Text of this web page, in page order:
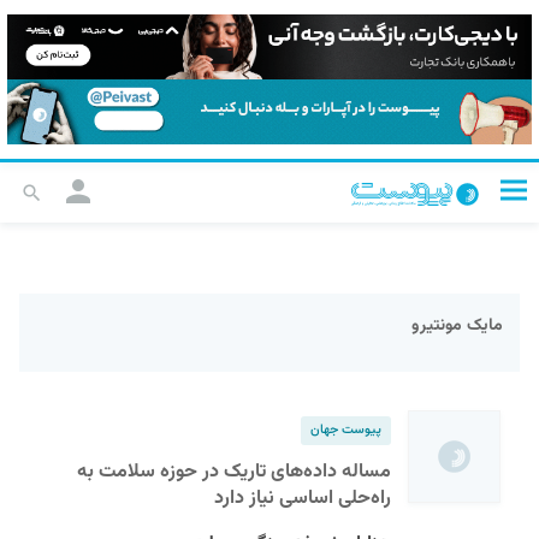
مایک مونتیرو
پیوست جهان
مساله داده‌های تاریک در حوزه سلامت به
راه‌حلی اساسی نیاز دارد